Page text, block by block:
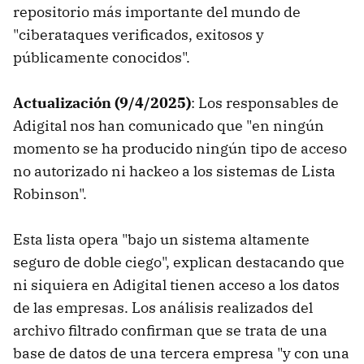
repositorio más importante del mundo de
"ciberataques verificados, exitosos y
públicamente conocidos".
Actualización (9/4/2025): Los responsables de
Adigital nos han comunicado que "en ningún
momento se ha producido ningún tipo de acceso
no autorizado ni hackeo a los sistemas de Lista
Robinson".
Esta lista opera "bajo un sistema altamente
seguro de doble ciego", explican destacando que
ni siquiera en Adigital tienen acceso a los datos
de las empresas. Los análisis realizados del
archivo filtrado confirman que se trata de una
base de datos de una tercera empresa "y con una